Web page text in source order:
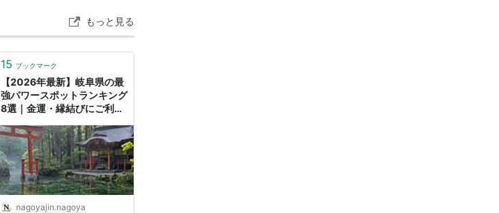
もっと見る
15 ブックマーク
【2026年最新】岐阜県の最
強パワースポットランキング
8選｜金運・縁結びにご利益
nagoyajin.nagoya